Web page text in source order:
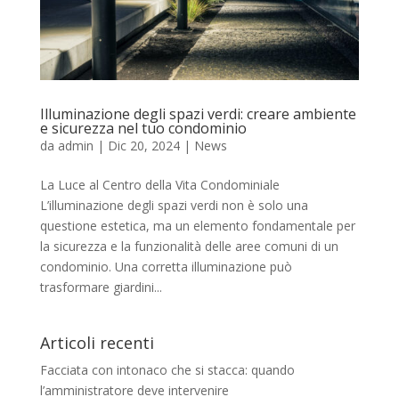
Illuminazione degli spazi verdi: creare ambiente
e sicurezza nel tuo condominio
da admin | Dic 20, 2024| News
La Luce al Centro della Vita Condominiale
L’illuminazione degli spazi verdi non è solo una
questione estetica, ma un elemento fondamentale per
la sicurezza e la funzionalità delle aree comuni di un
condominio. Una corretta illuminazione può
trasformare giardini...
Articoli recenti
Facciata con intonaco che si stacca: quando
l’amministratore deve intervenire